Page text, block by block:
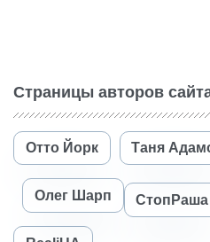
Страницы авторов
Отто Йорк Таня
Олег Шарп СтопРаша